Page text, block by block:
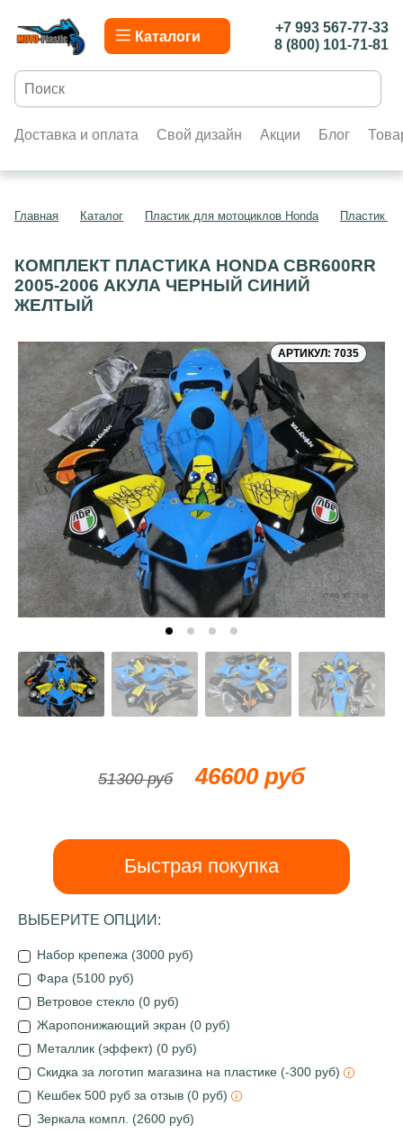
Каталоги
+7 993 567-77-33
8 (800) 101-71-81
Доставка и оплата Свой дизайн Акции Блог
Главная Каталог Пластик для мотоциклов Honda Пластик
КОМПЛЕКТ ПЛАСТИКА HONDA CBR600RR
2005-2006 АКУЛА ЧЕРНЫЙ СИНИЙ
ЖЕЛТЫЙ
АРТИКУЛ: 7035
51300 руб 46600 руб
Быстрая покупка
ВЫБЕРИТЕ ОПЦИИ:
Набор крепежа (3000 руб)
Фара (5100 руб)
Ветровое стекло (0 руб)
Жаропонижающий экран (0 руб)
Металлик (эффект) (0 руб)
Скидка за логотип магазина на пластике (-300 руб)
Кешбек 500 руб за отзыв (0 руб)
Зеркала компл. (2600 руб)